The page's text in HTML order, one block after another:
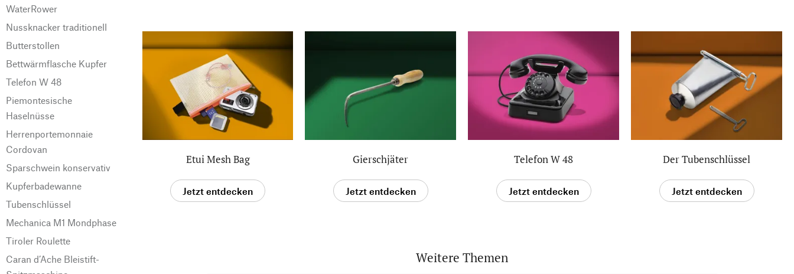
WaterRower
Nussknacker traditionell
Butterstollen
Bettwärmflasche Kupfer
Telefon W 48
Piemontesische
Haselnüsse
Herrenportemonnaie
Cordovan
Sparschwein konservativ
Kupferbadewanne
Tubenschlüssel
Mechanica M1 Mondphase
Tiroler Roulette
Caran d’Ache Bleistift-
Etui Mesh Bag
Jetzt entdecken
Gierschjäter
Jetzt entdecken
Telefon W 48
Jetzt entdecken
Der Tubenschlüssel
Jetzt entdecken
Weitere Themen